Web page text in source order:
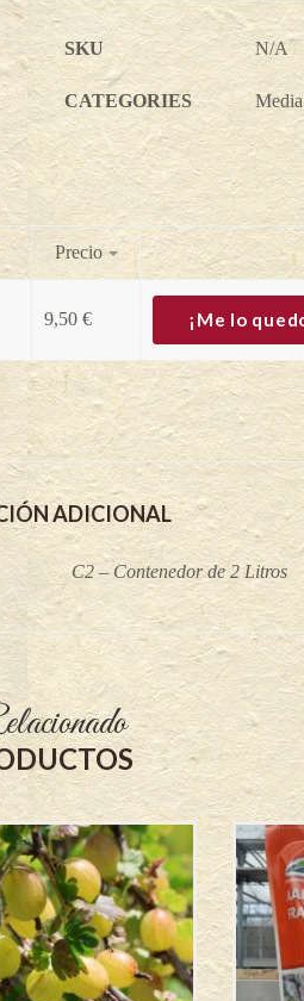
SKU N/A
CATEGORIES
Precio
9,50 € ¡Me lo
ADICIONAL
C2 – Contenedor de 2 Litros